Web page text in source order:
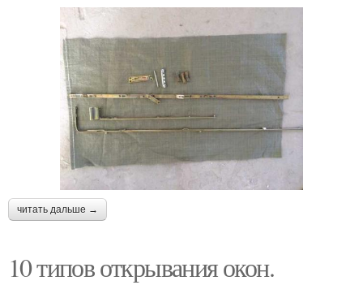
читать дальше →
10 типов открывания окон.